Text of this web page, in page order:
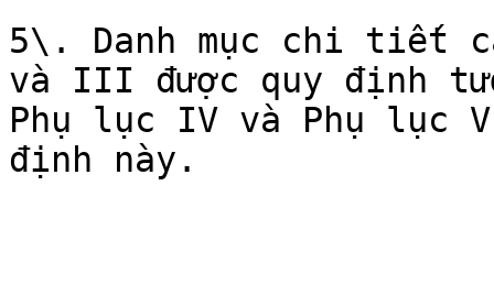
5\. Danh mục chi tiết
và III được quy định
Phụ lục IV và Phụ lục